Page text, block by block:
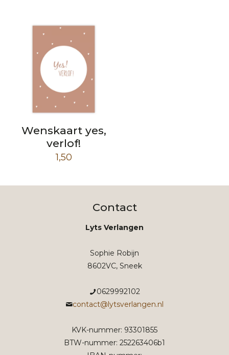
39,99.
Wenskaart yes,
verlof!
1,50
Contact
Lyts Verlangen
Sophie Robijn
8602VC, Sneek
0629992102
contact@lytsverlangen.nl
KVK-nummer: 93301855
BTW-nummer: 252263406b1